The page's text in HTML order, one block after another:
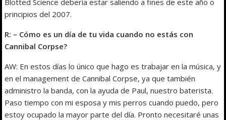
principios del 2007.
R: – Cómo es un día de tu vida cuando no estás con
Cannibal Corpse?
AW: En estos días lo único que hago es trabajar en la música, y
en el management de Cannibal Corpse, ya que también
administro la banda, con la ayuda de Paul, nuestro baterista.
Paso tiempo con mi esposa y mis perros cuando puedo, pero
estoy ocupado la mayor parte del día. Pronto necesitaré unas